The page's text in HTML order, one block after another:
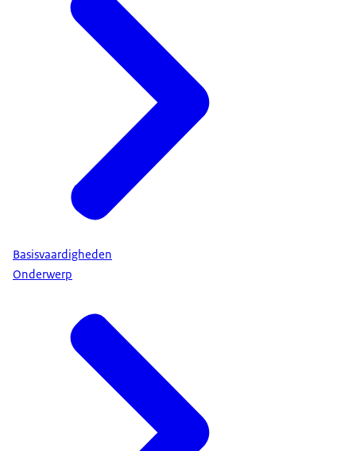
Basisvaardigheden
Onderwerp